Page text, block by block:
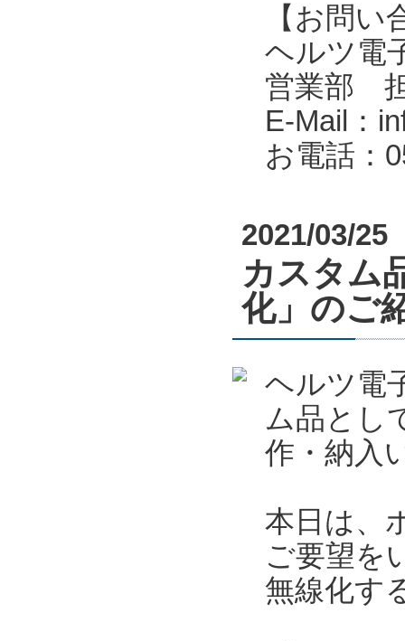
【お問い
ヘルツ電
営業部
E-Mail：
お電話：
2021/03/25
カスタム
化」のご
ヘルツ電
ム品とし
作・納入
本日は、
ご要望を
無線化す